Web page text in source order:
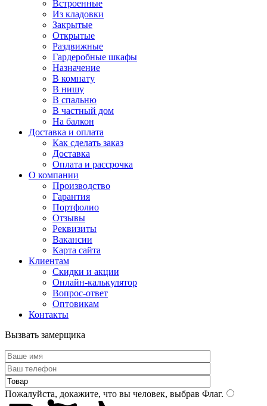
Встроенные
Из кладовки
Закрытые
Открытые
Раздвижные
Гардеробные шкафы
Назначение
В комнату
В нишу
В спальню
В частный дом
На балкон
Доставка и оплата
Как сделать заказ
Доставка
Оплата и рассрочка
О компании
Производство
Гарантия
Портфолио
Отзывы
Реквизиты
Вакансии
Карта сайта
Клиентам
Скидки и акции
Онлайн-калькулятор
Вопрос-ответ
Оптовикам
Контакты
Вызвать замерщика
Пожалуйста, докажите, что вы человек, выбрав Флаг.